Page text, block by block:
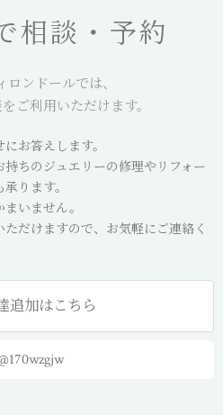
相談・予約
ロンドールでは、
ご利用いただけます。
お答えします。
ちのジュエリーの修理やリフォー
ります。
いません。
だけますので、お気軽にご連絡く
追加はこちら